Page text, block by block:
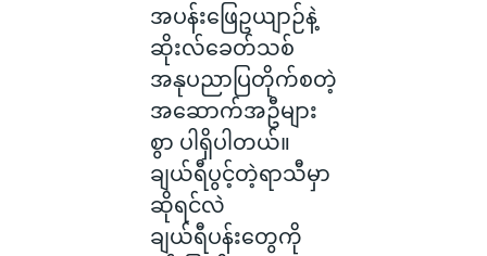
အပန်းဖြေဥယျာဉ်နဲ့
ဆိုးလ်ခေတ်သစ်
အနုပညာပြတိုက်စတဲ့
အဆောက်အဦများ
စွာ ပါရှိပါတယ်။
ချယ်ရီပွင့်တဲ့ရာသီမှာ
ဆိုရင်လဲ
ချယ်ရီပန်း‌တွေကို